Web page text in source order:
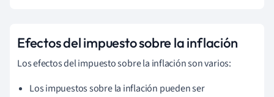
Efectos del impuesto sobre la inflación
Los efectos del impuesto sobre la inflación son varios:
Los impuestos sobre la inflación pueden ser